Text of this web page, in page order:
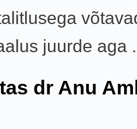
juurde aga
dr Anu